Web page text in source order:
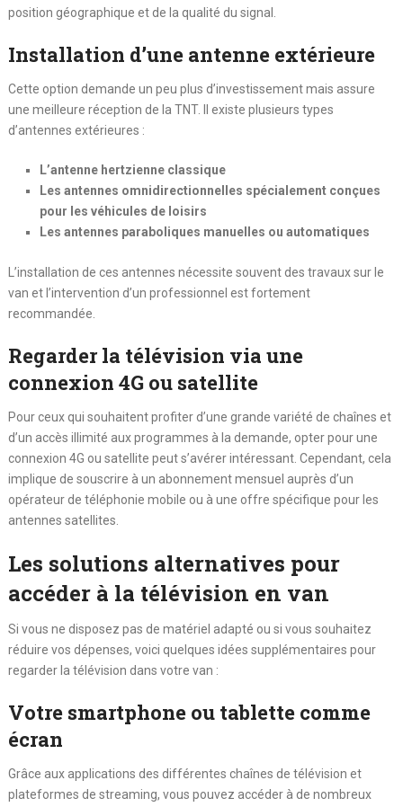
position géographique et de la qualité du signal.
Installation d’une antenne extérieure
Cette option demande un peu plus d’investissement mais assure
une meilleure réception de la TNT. Il existe plusieurs types
d’antennes extérieures :
L’antenne hertzienne classique
Les antennes omnidirectionnelles spécialement conçues
pour les véhicules de loisirs
Les antennes paraboliques manuelles ou automatiques
L’installation de ces antennes nécessite souvent des travaux sur le
van et l’intervention d’un professionnel est fortement
recommandée.
Regarder la télévision via une
connexion 4G ou satellite
Pour ceux qui souhaitent profiter d’une grande variété de chaînes et
d’un accès illimité aux programmes à la demande, opter pour une
connexion 4G ou satellite peut s’avérer intéressant. Cependant, cela
implique de souscrire à un abonnement mensuel auprès d’un
opérateur de téléphonie mobile ou à une offre spécifique pour les
antennes satellites.
Les solutions alternatives pour
accéder à la télévision en van
Si vous ne disposez pas de matériel adapté ou si vous souhaitez
réduire vos dépenses, voici quelques idées supplémentaires pour
regarder la télévision dans votre van :
Votre smartphone ou tablette comme
écran
Grâce aux applications des différentes chaînes de télévision et
plateformes de streaming, vous pouvez accéder à de nombreux